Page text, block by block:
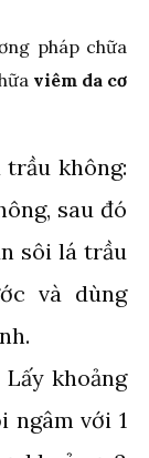
pháp chữa
viêm da cơ
trầu không:
sau đó
sôi lá trầu
và dùng
khoảng
ngâm với 1